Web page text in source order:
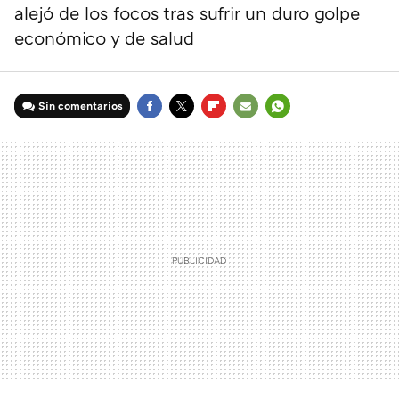
alejó de los focos tras sufrir un duro golpe
económico y de salud
Sin comentarios
MAIL